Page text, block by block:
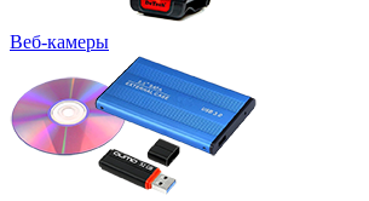
Веб-камеры